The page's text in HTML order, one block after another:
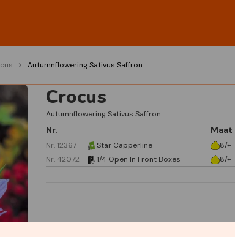
Autumnflowering Sativus Saffron
Crocus
Autumnflowering Sativus Saffron
Nr. Maat
Nr. 12367 Star Capperline 8/+
Nr. 42072
1/4 Open In Front Boxes 8/+